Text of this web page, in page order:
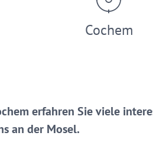
Cochem
erfahren Sie viele
an der Mosel.